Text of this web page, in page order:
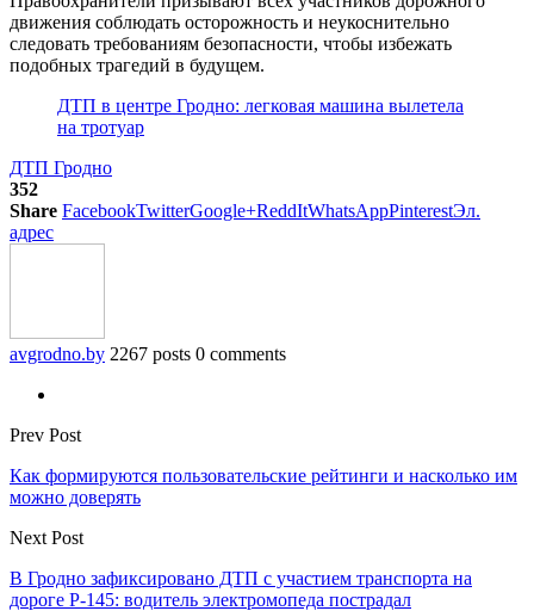
движения соблюдать осторожность и неукоснительно
следовать требованиям безопасности, чтобы избежать
подобных трагедий в будущем.
ДТП в центре Гродно: легковая машина вылетела
на тротуар
ДТП Гродно
352
Share FacebookTwitterGoogle+ReddItWhatsAppPinterestЭл.
адрес
avgrodno.by 2267 posts 0 comments
Prev Post
Как формируются пользовательские рейтинги и насколько им
можно доверять
Next Post
В Гродно зафиксировано ДТП с участием транспорта на
дороге Р-145: водитель электромопеда пострадал